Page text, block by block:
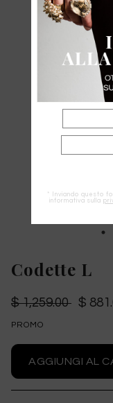
Codette L
$ 1,259.00 $
PROMO
* Inviando questo
informativa sulla